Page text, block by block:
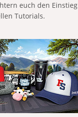
euch den Einstieg
Tutorials.